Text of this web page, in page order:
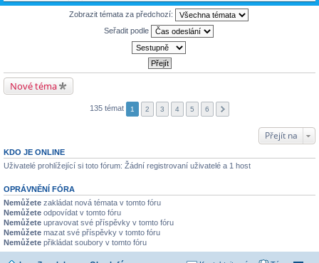
Zobrazit témata za předchozí:
Seřadit podle
Nové téma
135 témat 1 2 3 4 5 6
Přejít na
KDO JE ONLINE
Uživatelé prohlížející si toto fórum: Žádní registrovaní uživatelé a 1 host
OPRÁVNĚNÍ FÓRA
Nemůžete zakládat nová témata v tomto fóru
Nemůžete odpovídat v tomto fóru
Nemůžete upravovat své příspěvky v tomto fóru
Nemůžete mazat své příspěvky v tomto fóru
Nemůžete přikládat soubory v tomto fóru